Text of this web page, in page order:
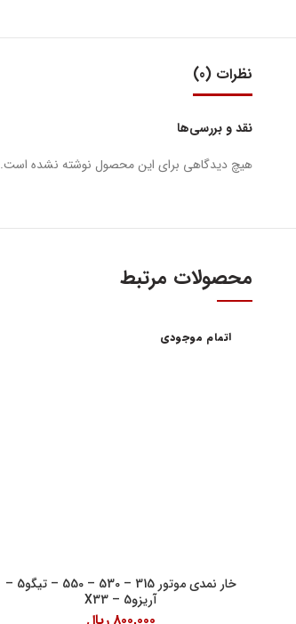
نظرات (0)
نقد و بررسی‌ها
هیچ دیدگاهی برای این محصول نوشته نشده است.
محصولات مرتبط
اتمام موجودی
خار نمدی موتور 315 – 530 – 550 – تیگو5 –
آریزو5 – X33